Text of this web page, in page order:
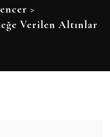
>
Verilen Altınlar